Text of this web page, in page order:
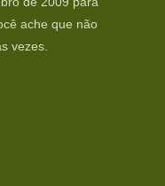
ache que não
vezes.